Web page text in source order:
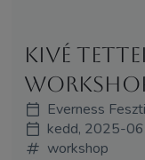
Kivé
Everness
kedd, 2025-
workshop